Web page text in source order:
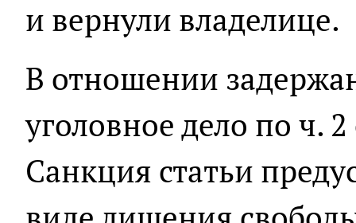
и вернули владелице.
В отношении
уголовное дело по ч.
Санкция статьи